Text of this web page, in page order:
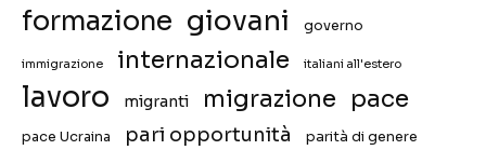
formazione giovani governo
immigrazione internazionale italiani all'estero
lavoro migranti migrazione pace
pace Ucraina pari opportunità parità di genere